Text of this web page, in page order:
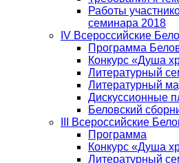
Работы
семинара 2018
IV Всероссийские
Программа
Конкурс «Душа
Литературный
Литературный
Дискуссионные
Беловский
III Всероссийские
Программа
Конкурс «Душа
Литературный